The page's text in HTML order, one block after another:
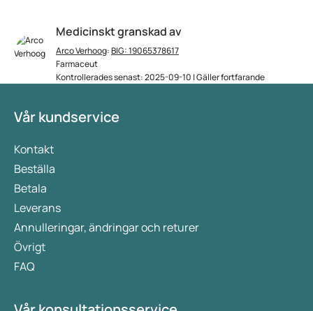
Medicinskt granskad av
Arco Verhoog:BIG: 19065378617
Farmaceut
Kontrollerades senast: 2025-09-10 | Gäller fortfarande
Vår kundservice
Kontakt
Beställa
Betala
Leverans
Annulleringar, ändringar och returer
Övrigt
FAQ